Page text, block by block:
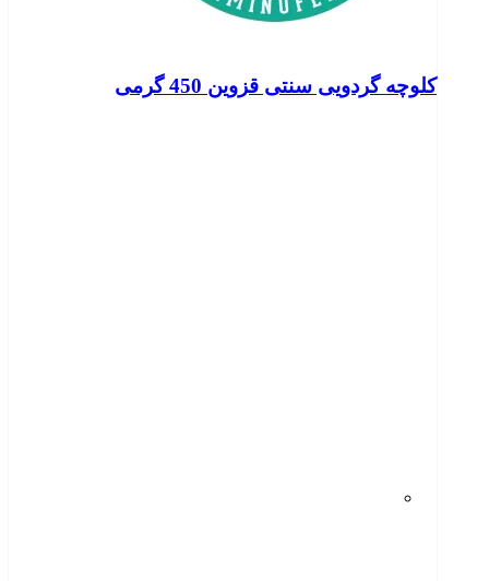
کلوچه گردویی سنتی قزوین 450 گرمی